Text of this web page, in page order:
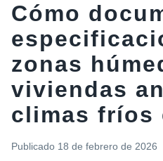
Cómo
zonas
viviendas
climas fríos
Publicado 18 de febrero de 2026